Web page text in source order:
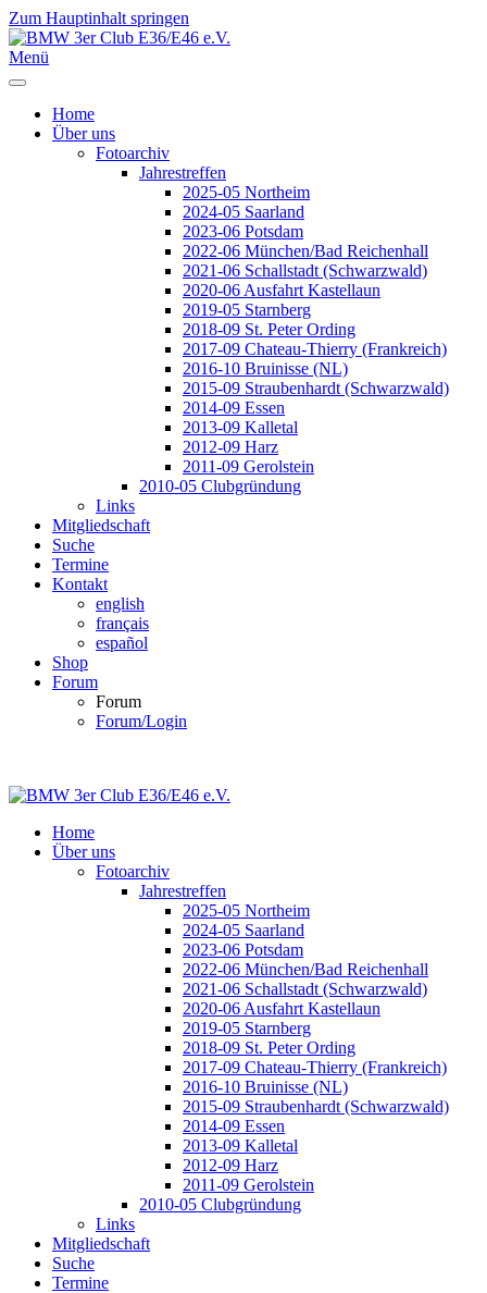
Zum Hauptinhalt springen
Menü
Home
Über uns
Fotoarchiv
Jahrestreffen
2025-05 Northeim
2024-05 Saarland
2023-06 Potsdam
2022-06 München/Bad Reichenhall
2021-06 Schallstadt (Schwarzwald)
2020-06 Ausfahrt Kastellaun
2019-05 Starnberg
2018-09 St. Peter Ording
2017-09 Chateau-Thierry (Frankreich)
2016-10 Bruinisse (NL)
2015-09 Straubenhardt (Schwarzwald)
2014-09 Essen
2013-09 Kalletal
2012-09 Harz
2011-09 Gerolstein
2010-05 Clubgründung
Links
Mitgliedschaft
Suche
Termine
Kontakt
english
français
español
Shop
Forum
Forum
Forum/Login
Home
Über uns
Fotoarchiv
Jahrestreffen
2025-05 Northeim
2024-05 Saarland
2023-06 Potsdam
2022-06 München/Bad Reichenhall
2021-06 Schallstadt (Schwarzwald)
2020-06 Ausfahrt Kastellaun
2019-05 Starnberg
2018-09 St. Peter Ording
2017-09 Chateau-Thierry (Frankreich)
2016-10 Bruinisse (NL)
2015-09 Straubenhardt (Schwarzwald)
2014-09 Essen
2013-09 Kalletal
2012-09 Harz
2011-09 Gerolstein
2010-05 Clubgründung
Links
Mitgliedschaft
Suche
Termine
Jahr
Monat
Jahr
Monat